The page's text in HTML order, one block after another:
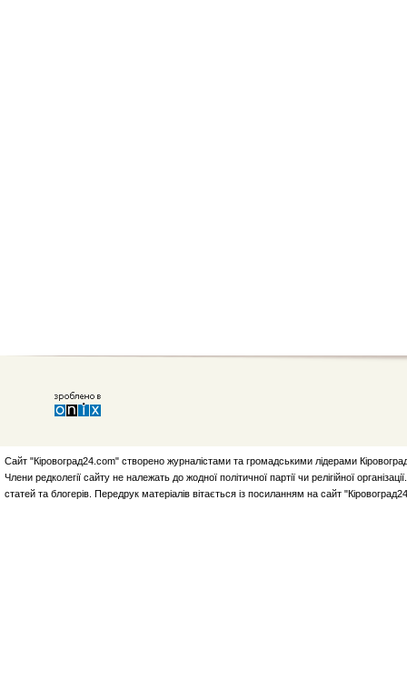
Сайт "Кіровоград24.com" створено журналістами та громадськими лідерами
Члени редколегії сайту не належать до жодної політичної партії чи релігійної
статей та блогерів. Передрук матеріалів вітається із посиланням на сайт